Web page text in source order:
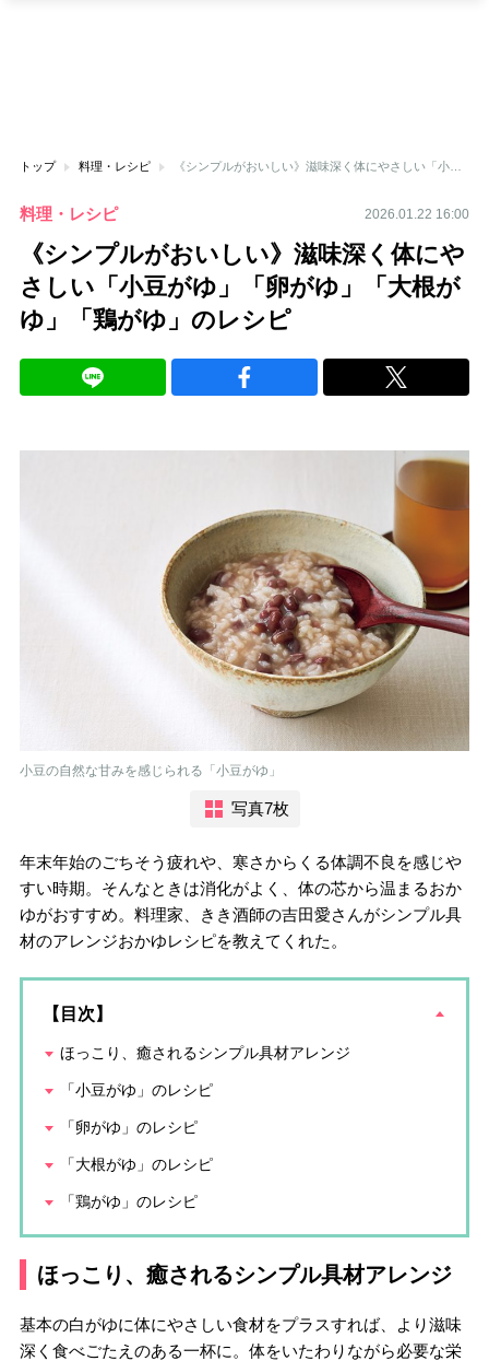
トップ 料理・レシピ 《シンプルがおいしい》滋味深く体にやさしい「小豆がゆ」「卵がゆ」「大根がゆ」「鶏がゆ」のレシピ
料理・レシピ 2026.01.22 16:00
《シンプルがおいしい》滋味深く体にや
さしい「小豆がゆ」「卵がゆ」「大根が
ゆ」「鶏がゆ」のレシピ
小豆の自然な甘みを感じられる「小豆がゆ」
写真7枚
年末年始のごちそう疲れや、寒さからくる体調不良を感じや
すい時期。そんなときは消化がよく、体の芯から温まるおか
ゆがおすすめ。料理家、きき酒師の吉田愛さんがシンプル具
材のアレンジおかゆレシピを教えてくれた。
【目次】
ほっこり、癒されるシンプル具材アレンジ
「小豆がゆ」のレシピ
「卵がゆ」のレシピ
「大根がゆ」のレシピ
「鶏がゆ」のレシピ
ほっこり、癒されるシンプル具材アレンジ
基本の白がゆに体にやさしい食材をプラスすれば、より滋味
深く食べごたえのある一杯に。体をいたわりながら必要な栄